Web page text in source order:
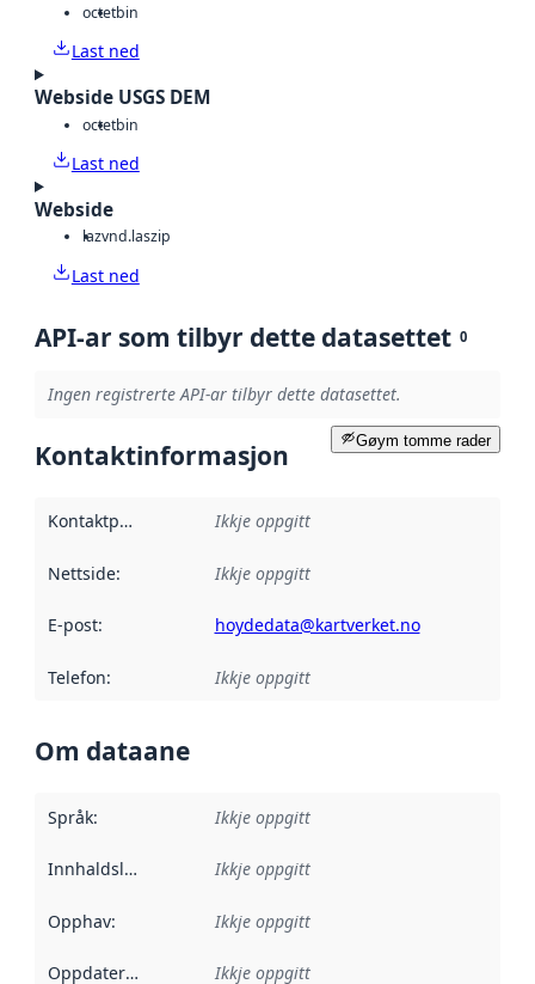
octetbin
Last ned
Webside USGS DEM
octetbin
Last ned
Webside
lazvnd.laszip
Last ned
API-ar som tilbyr dette datasettet 0
Ingen registrerte API-ar tilbyr dette datasettet.
Gøym tomme rader
Kontaktinformasjon
Kontaktpunkt Ikkje oppgitt
Nettside: Ikkje oppgitt
E-post: hoydedata@kartverket.no
Telefon: Ikkje oppgitt
Om dataane
Språk: Ikkje oppgitt
Innhaldsleverandørar :
Ikkje oppgitt
Opphav: Ikkje oppgitt
Oppdateringsfrekvens :
Ikkje oppgitt